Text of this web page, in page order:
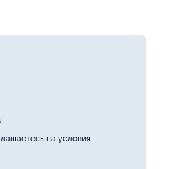
на условия